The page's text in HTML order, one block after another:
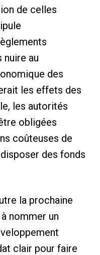
de celles
nuire au
des
les effets des
les autorités
obligées
coûteuses de
des fonds
la prochaine
nommer un
clair pour faire